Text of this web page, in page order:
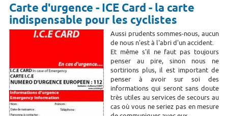
Carte d'urgence - ICE Card - la carte
indispensable pour les cyclistes
Aussi prudents sommes-nous, aucun
de nous n'est à l'abri d'un accident.
Et même s'il ne faut pas toujours
penser au pire, sinon nous ne
sortirions plus, il est important de
penser à avoir sur soi des
informations qui seront sans doute
très utiles au services de secours au
cas où vous ne seriez pas en mesure